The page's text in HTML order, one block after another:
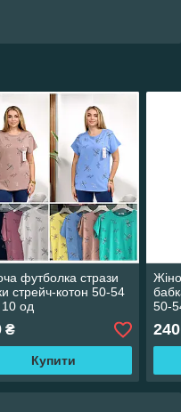
футболка стрази
стрейч-котон 50-54
10 од
₴
Купити
50-
240